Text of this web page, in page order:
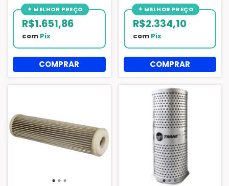
R$1.651,86
com Pix
R$2.334,10
com Pix